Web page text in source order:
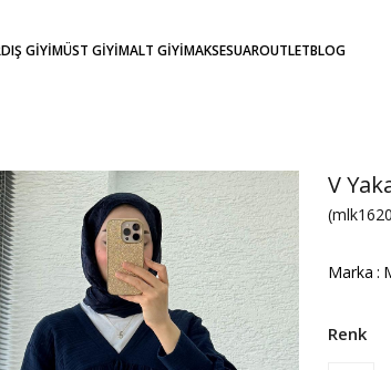
DIŞ GİYİMÜST GİYİMALT GİYİMAKSESUAROUTLETBLOG
V
Marka :